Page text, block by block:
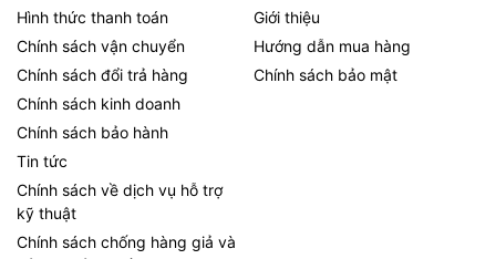
Hình thức thanh toán
Chính sách vận chuyển
Chính sách đổi trả hàng
Chính sách kinh doanh
Chính sách bảo hành
Tin tức
Chính sách về dịch vụ hỗ trợ
kỹ thuật
Chính sách chống hàng giả và
Giới thiệu
Hướng dẫn mua hàng
Chính sách bảo mật